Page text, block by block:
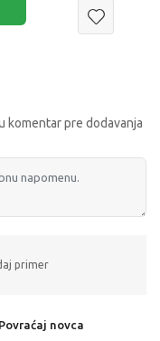
komentar pre dodavanja
primer
Povraćaj novca